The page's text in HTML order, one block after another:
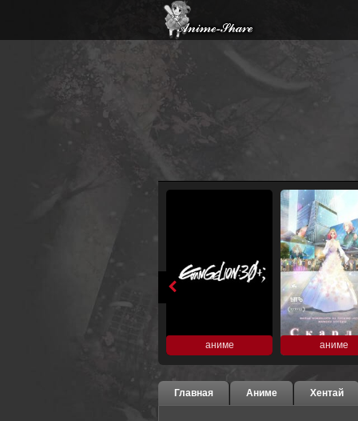
аниме аниме
Главная Аниме Хентай